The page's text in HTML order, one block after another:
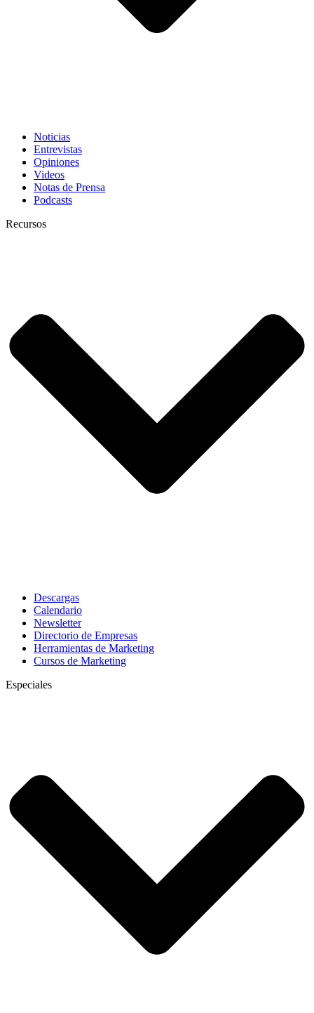
Noticias
Entrevistas
Opiniones
Videos
Notas de Prensa
Podcasts
Recursos
Descargas
Calendario
Newsletter
Directorio de Empresas
Herramientas de Marketing
Cursos de Marketing
Especiales